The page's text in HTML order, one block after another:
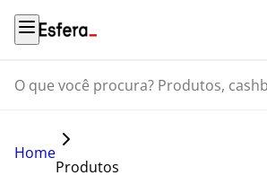
O que você procura? Produtos, cashback,
Home
Produtos